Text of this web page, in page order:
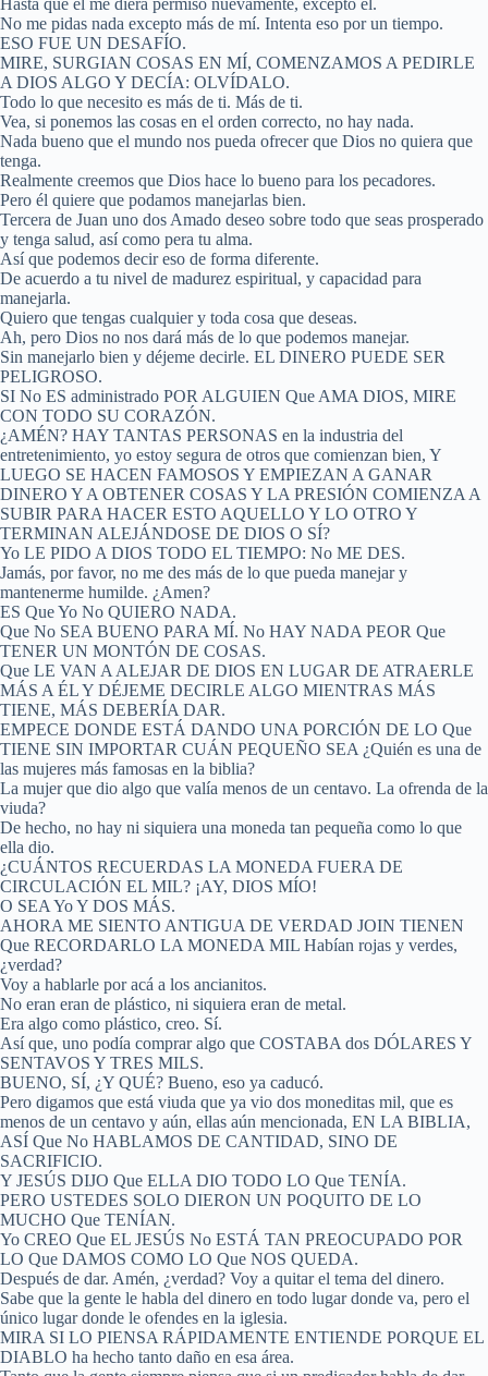
No me pidas nada excepto más de mí. Intenta eso por un tiempo.
ESO FUE UN DESAFÍO.
MIRE, SURGIAN COSAS EN MÍ, COMENZAMOS A PEDIRLE
A DIOS ALGO Y DECÍA: OLVÍDALO.
Todo lo que necesito es más de ti. Más de ti.
Vea, si ponemos las cosas en el orden correcto, no hay nada.
Nada bueno que el mundo nos pueda ofrecer que Dios no quiera que
tenga.
Realmente creemos que Dios hace lo bueno para los pecadores.
Pero él quiere que podamos manejarlas bien.
Tercera de Juan uno dos Amado deseo sobre todo que seas prosperado
y tenga salud, así como pera tu alma.
Así que podemos decir eso de forma diferente.
De acuerdo a tu nivel de madurez espiritual, y capacidad para
manejarla.
Quiero que tengas cualquier y toda cosa que deseas.
Ah, pero Dios no nos dará más de lo que podemos manejar.
Sin manejarlo bien y déjeme decirle. EL DINERO PUEDE SER
PELIGROSO.
SI No ES administrado POR ALGUIEN Que AMA DIOS, MIRE
CON TODO SU CORAZÓN.
¿AMÉN? HAY TANTAS PERSONAS en la industria del
entretenimiento, yo estoy segura de otros que comienzan bien, Y
LUEGO SE HACEN FAMOSOS Y EMPIEZAN A GANAR
DINERO Y A OBTENER COSAS Y LA PRESIÓN COMIENZA A
SUBIR PARA HACER ESTO AQUELLO Y LO OTRO Y
TERMINAN ALEJÁNDOSE DE DIOS O SÍ?
Yo LE PIDO A DIOS TODO EL TIEMPO: No ME DES.
Jamás, por favor, no me des más de lo que pueda manejar y
mantenerme humilde. ¿Amen?
ES Que Yo No QUIERO NADA.
Que No SEA BUENO PARA MÍ. No HAY NADA PEOR Que
TENER UN MONTÓN DE COSAS.
Que LE VAN A ALEJAR DE DIOS EN LUGAR DE ATRAERLE
MÁS A ÉL Y DÉJEME DECIRLE ALGO MIENTRAS MÁS
TIENE, MÁS DEBERÍA DAR.
EMPECE DONDE ESTÁ DANDO UNA PORCIÓN DE LO Que
TIENE SIN IMPORTAR CUÁN PEQUEÑO SEA ¿Quién es una de
las mujeres más famosas en la biblia?
La mujer que dio algo que valía menos de un centavo. La ofrenda de la
viuda?
De hecho, no hay ni siquiera una moneda tan pequeña como lo que
ella dio.
¿CUÁNTOS RECUERDAS LA MONEDA FUERA DE
CIRCULACIÓN EL MIL? ¡AY, DIOS MÍO!
O SEA Yo Y DOS MÁS.
AHORA ME SIENTO ANTIGUA DE VERDAD JOIN TIENEN
Que RECORDARLO LA MONEDA MIL Habían rojas y verdes,
¿verdad?
Voy a hablarle por acá a los ancianitos.
No eran eran de plástico, ni siquiera eran de metal.
Era algo como plástico, creo. Sí.
Así que, uno podía comprar algo que COSTABA dos DÓLARES Y
SENTAVOS Y TRES MILS.
BUENO, SÍ, ¿Y QUÉ? Bueno, eso ya caducó.
Pero digamos que está viuda que ya vio dos moneditas mil, que es
menos de un centavo y aún, ellas aún mencionada, EN LA BIBLIA,
ASÍ Que No HABLAMOS DE CANTIDAD, SINO DE
SACRIFICIO.
Y JESÚS DIJO Que ELLA DIO TODO LO Que TENÍA.
PERO USTEDES SOLO DIERON UN POQUITO DE LO
MUCHO Que TENÍAN.
Yo CREO Que EL JESÚS No ESTÁ TAN PREOCUPADO POR
LO Que DAMOS COMO LO Que NOS QUEDA.
Después de dar. Amén, ¿verdad? Voy a quitar el tema del dinero.
Sabe que la gente le habla del dinero en todo lugar donde va, pero el
único lugar donde le ofendes en la iglesia.
MIRA SI LO PIENSA RÁPIDAMENTE ENTIENDE PORQUE EL
DIABLO ha hecho tanto daño en esa área.